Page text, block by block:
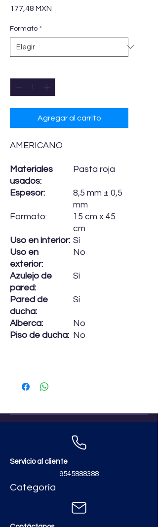
177,48 MXN
Formato *
Agregar al carrito
AMERICANO
Materiales
usados:
Pasta roja
Espesor:
8,5 mm ± 0,5
mm
Formato:
15 cm x 45
cm
Uso en interior: Sí
Uso en
exterior:
No
Azulejo de
pared:
Sí
Pared de
ducha:
Sí
Alberca:
No
Piso de ducha: No
Servicio al cliente
9545888388
Categoría